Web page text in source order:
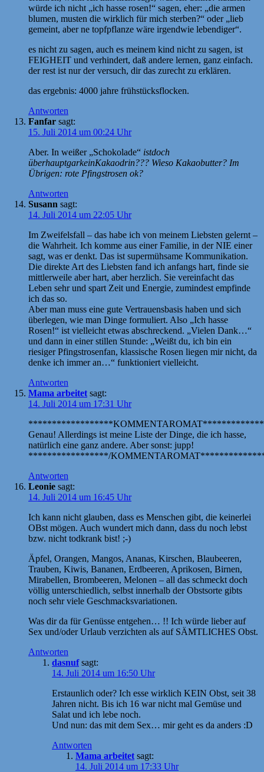
würde ich nicht „ich hasse rosen!“ sagen, eher: „die armen
blumen, musten die wirklich für mich sterben?“ oder „lieb
gemeint, aber ne topfpflanze wäre irgendwie lebendiger“.
es nicht zu sagen, auch es meinem kind nicht zu sagen, ist
FEIGHEIT und verhindert, daß andere lernen, ganz einfach.
der rest ist nur der versuch, dir das zurecht zu erklären.
das ergebnis: 4000 jahre frühstücksflocken.
Antworten
Fanfar sagt:
15. Juli 2014 um 00:24 Uhr
Aber. In weißer „Schokolade“ istdoch
überhauptgarkeinKakaodrin??? Wieso Kakaobutter? Im
Übrigen: rote Pfingstrosen ok?
Antworten
Susann sagt:
14. Juli 2014 um 22:05 Uhr
Im Zweifelsfall – das habe ich von meinem Liebsten gelernt –
die Wahrheit. Ich komme aus einer Familie, in der NIE einer
sagt, was er denkt. Das ist supermühsame Kommunikation.
Die direkte Art des Liebsten fand ich anfangs hart, finde sie
mittlerweile aber hart, aber herzlich. Sie vereinfacht das
Leben sehr und spart Zeit und Energie, zumindest empfinde
ich das so.
Aber man muss eine gute Vertrauensbasis haben und sich
überlegen, wie man Dinge formuliert. Also „Ich hasse
Rosen!“ ist vielleicht etwas abschreckend. „Vielen Dank…“
und dann in einer stillen Stunde: „Weißt du, ich bin ein
riesiger Pfingstrosenfan, klassische Rosen liegen mir nicht, da
denke ich immer an…“ funktioniert vielleicht.
Antworten
Mama arbeitet sagt:
14. Juli 2014 um 17:31 Uhr
Genau! Allerdings ist meine Liste der Dinge, die ich hasse,
natürlich eine ganz andere. Aber sonst: jupp!
*****************/
Antworten
Leonie sagt:
14. Juli 2014 um 16:45 Uhr
Ich kann nicht glauben, dass es Menschen gibt, die keinerlei
OBst mögen. Auch wundert mich dann, dass du noch lebst
bzw. nicht todkrank bist! ;-)
Äpfel, Orangen, Mangos, Ananas, Kirschen, Blaubeeren,
Trauben, Kiwis, Bananen, Erdbeeren, Aprikosen, Birnen,
Mirabellen, Brombeeren, Melonen – all das schmeckt doch
völlig unterschiedlich, selbst innerhalb der Obstsorte gibts
noch sehr viele Geschmacksvariationen.
Was dir da für Genüsse entgehen… !! Ich würde lieber auf
Sex und/oder Urlaub verzichten als auf SÄMTLICHES Obst.
Antworten
dasnuf sagt:
14. Juli 2014 um 16:50 Uhr
Erstaunlich oder? Ich esse wirklich KEIN Obst, seit 38
Jahren nicht. Bis ich 16 war nicht mal Gemüse und
Salat und ich lebe noch.
Und nun: das mit dem Sex… mir geht es da anders :D
Antworten
Mama arbeitet sagt:
14. Juli 2014 um 17:33 Uhr